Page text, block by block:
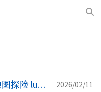
【CSP】CSP-J 2024真题 | 地图探险 luogu-P11228 （相当于GESP四级左右水平） 2026/02/11